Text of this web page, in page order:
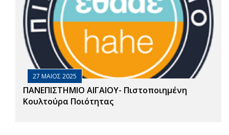
27 ΜΑΙΟΣ 2025
ΠΑΝΕΠΙΣΤΗΜΙΟ ΑΙΓΑΙΟΥ- Πιστοποιημένη
Κουλτούρα Ποιότητας